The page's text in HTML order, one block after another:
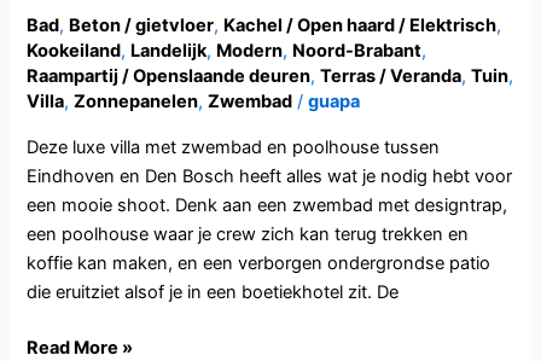
Bad, Beton / gietvloer, Kachel / Open haard / Elektrisch,
Kookeiland, Landelijk, Modern, Noord-Brabant,
Raampartij / Openslaande deuren,Terras / Veranda,Tuin,
Villa,Zonnepanelen,Zwembad /guapa
Deze luxe villa met zwembad en poolhouse tussen
Eindhoven en Den Bosch heeft alles wat je nodig hebt voor
een mooie shoot. Denk aan een zwembad met designtrap,
een poolhouse waar je crew zich kan terug trekken en
koffie kan maken, en een verborgen ondergrondse patio
die eruitziet alsof je in een boetiekhotel zit. De
Read More »